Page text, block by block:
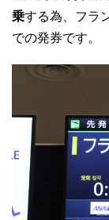
乗する為、フラ
での発券です。